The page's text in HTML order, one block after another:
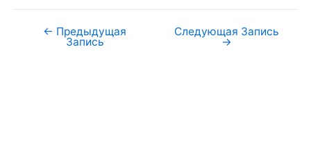
← Предыдущая
Запись
Следующая Запись
→